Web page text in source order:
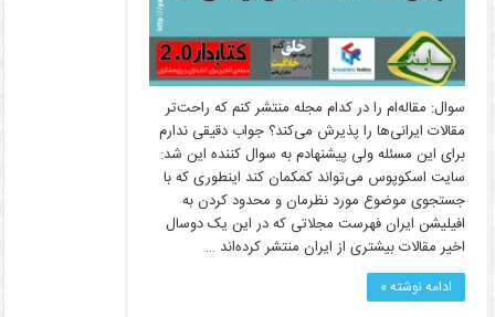
سوال: مقاله‌ام را در کدام مجله منتشر کنم که راحت‌تر
مقالات ایرانی‌ها را پذیرش می‌کند؟ جواب دقیقی ندارم
برای این مسئله ولی پیشنهادم به سوال کننده این شد:
سایت اسکوپوس می‌تواند کمکمان کند اینطوری که با
جستجوی موضوع مورد نظرمان و محدود کردن به
افیلیشن ایران فهرست مجلاتی که در این یک دوسال
اخیر مقالات بیشتری از ایران منتشر کرده‌اند …
ادامه نوشته »